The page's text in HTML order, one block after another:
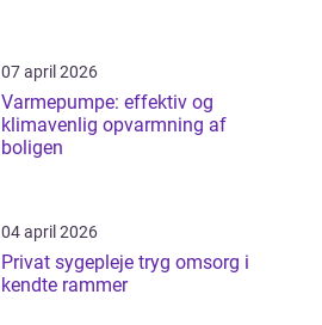
07 april 2026
Varmepumpe: effektiv og
klimavenlig opvarmning af
boligen
04 april 2026
Privat sygepleje tryg omsorg i
kendte rammer